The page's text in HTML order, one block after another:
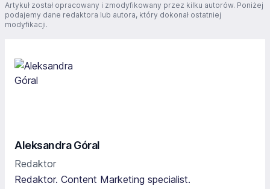
Artykuł został opracowany i zmodyfikowany przez kilku autorów. Poniżej
podajemy dane redaktora lub autora, który dokonał ostatniej
modyfikacji.
Aleksandra Góral
Redaktor
Redaktor. Content Marketing specialist.